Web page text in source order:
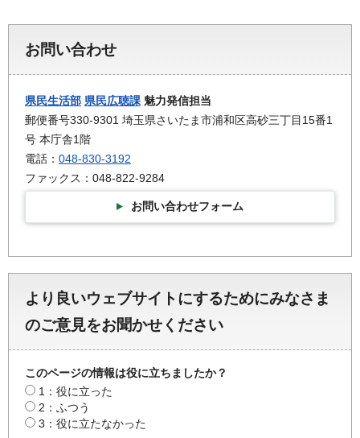
お問い合わせ
県民生活部 県民広聴課 魅力発信担当
郵便番号330-9301 埼玉県さいたま市浦和区高砂三丁目15番1
号 本庁舎1階
電話： 048-830-3192
ファックス：048-822-9284
お問い合わせフォーム
より良いウェブサイトにするためにみなさま
のご意見をお聞かせください
このページの情報は役に立ちましたか？
1：役に立った
2：ふつう
3：役に立たなかった